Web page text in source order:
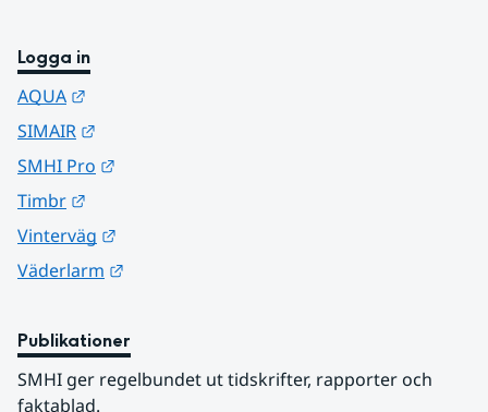
Logga in
AQUA
SIMAIR
SMHI Pro
Timbr
Vinterväg
Väderlarm
Publikationer
SMHI ger regelbundet ut tidskrifter, rapporter och
faktablad.